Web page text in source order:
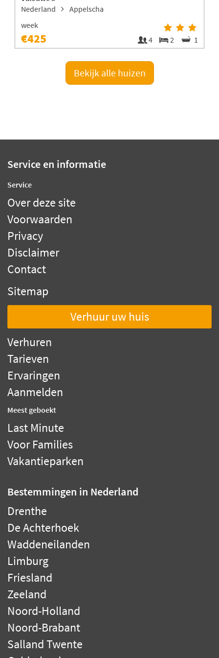
Nederland
Appelscha
week
€425 4 2 1
Bekijk alle huizen
Service en informatie
Service
Over deze site
Voorwaarden
Privacy
Disclaimer
Contact
Sitemap
Verhuur uw huis
Verhuren
Tarieven
Ervaringen
Aanmelden
Meest geboekt
Last Minute
Voor Families
Vakantieparken
Bestemmingen in Nederland
Drenthe
De Achterhoek
Waddeneilanden
Limburg
Friesland
Zeeland
Noord-Holland
Noord-Brabant
Salland Twente